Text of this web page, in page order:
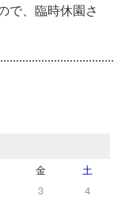
で、臨時休園さ
金
土
3
4